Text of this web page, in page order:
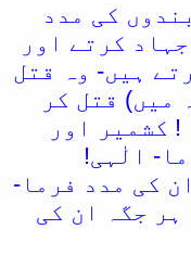
کی مدد
کرتے اور
ہیں- وہ قتل
میں) قتل کر
کشمیر اور
الٰہی!
کی مدد فرما-
ہر جگہ ان کی